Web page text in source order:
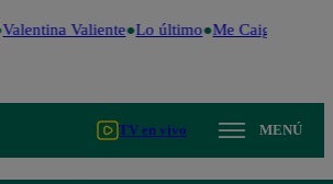
Valiente Lo último Me Caigo de Risa
TV en vivo MENÚ